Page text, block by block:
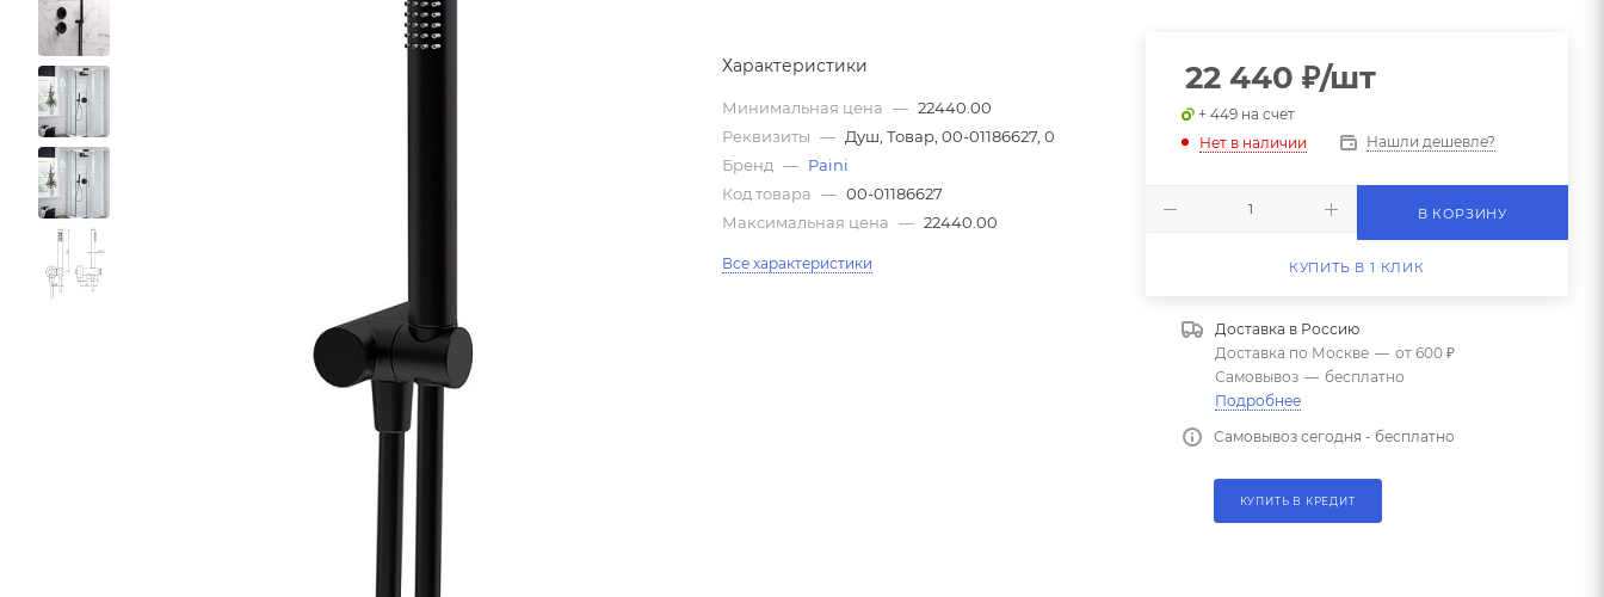
Характеристики
Минимальная цена — 22440.00
Реквизиты — Душ, Товар, 00-01186627, 0
Бренд — Paini
Код товара — 00-01186627
Максимальная цена — 22440.00
Все характеристики
22 440 ₽/шт
+ 449 на счет
Нет в наличии
Нашли дешевле?
В КОРЗИНУ
КУПИТЬ В 1 КЛИК
Доставка в Россию
Доставка по Москве — от 600 ₽
Самовывоз — бесплатно
Подробнее
Самовывоз сегодня - бесплатно
КУПИТЬ В КРЕДИТ